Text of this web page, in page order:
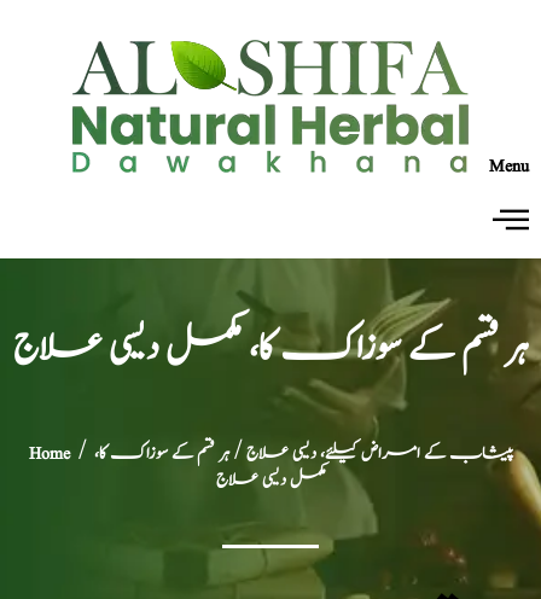
Menu
ہر قسم کے سوزاک کا، مکمل دیسی علاج
Home/ پیشاب کے امراض کیلئے، دیسی علاج/ ہر قسم کے سوزاک کا،
مکمل دیسی علاج